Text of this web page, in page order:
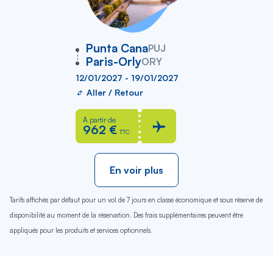
Punta CanaPUJ
vers
Paris-OrlyORY
12/01/2027 - 19/01/2027
Aller / Retour
À partir de
962 € TTC
En voir plus
Tarifs affichés par défaut pour un vol de 7 jours en classe économique et sous réserve de
disponibilité au moment de la réservation. Des frais supplémentaires peuvent être
appliqués pour les produits et services optionnels.